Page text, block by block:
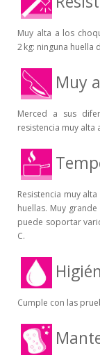
Muy alta a los
2 kg: ninguna huella
Muy
Merced a sus
resistencia muy alta
Resistencia muy
huellas. Muy
puede soportar
C.
Cumple con las